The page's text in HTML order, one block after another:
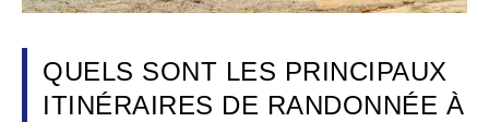
QUELS SONT LES PRINCIPAUX
ITINÉRAIRES DE RANDONNÉE À